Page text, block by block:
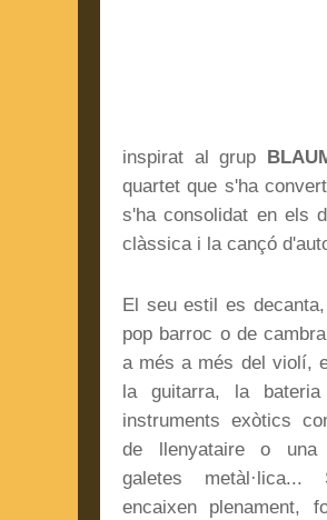
inspirat al grup
quartet que s'ha
s'ha consolidat en els
clàssica i la cançó
El seu estil es
pop barroc o de
a més a més del violí,
la guitarra, la
instruments exòtics
de llenyataire o una
galetes metàl·lica...
encaixen plenament,